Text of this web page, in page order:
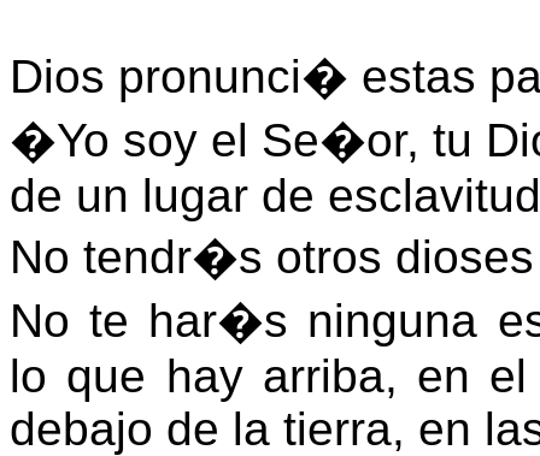
Dios pronunci� estas
�Yo soy el Se�or, tu
de un lugar de
No tendr�s otros
No te har�s ninguna
lo que hay arriba, en
debajo de la tierra, en